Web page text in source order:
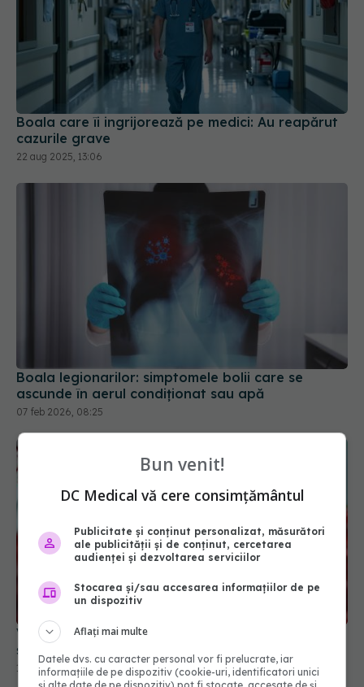
Boala care îi ingrijorează pe medici: Au reapărut
cazurile grave
22 aug 2025, 13:06
Boala legionarilor: simptomele bolii care se
ascunde în aerul condiționat sau apă
07 feb 2026, 08:25
Virus gripal nou: Subclada K a A(H3N2) detectată
și în România
14 dec 2025, 12:21
Bun venit!
DC Medical vă cere consimțământul
Publicitate și conținut personalizat, măsurători
ale publicității și de conținut, cercetarea
audienței și dezvoltarea serviciilor
Stocarea și/sau accesarea informațiilor de pe
un dispozitiv
Aflați mai multe
Datele dvs. cu caracter personal vor fi prelucrate, iar
informațiile de pe dispozitiv (cookie-uri, identificatori unici